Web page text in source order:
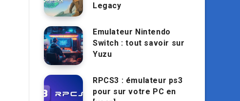
Legacy
Emulateur Nintendo
Switch : tout savoir sur
Yuzu
RPCS3 : émulateur ps3
pour sur votre PC en